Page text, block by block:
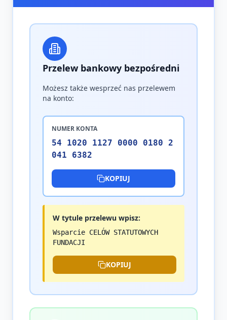
Przelew bankowy bezpośredni
Możesz także wesprzeć nas przelewem
na konto:
NUMER KONTA
54 1020 1127 0000 0180 2
041 6382
KOPIUJ
W tytule przelewu wpisz:
Wsparcie CELÓW STATUTOWYCH
FUNDACJI
KOPIUJ